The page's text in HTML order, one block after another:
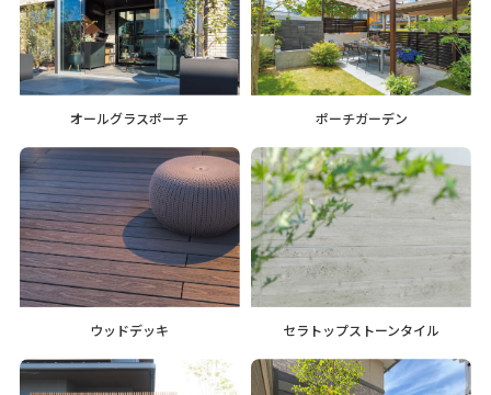
オールグラスポーチ ポーチガーデン
ウッドデッキ セラトップストーンタイル